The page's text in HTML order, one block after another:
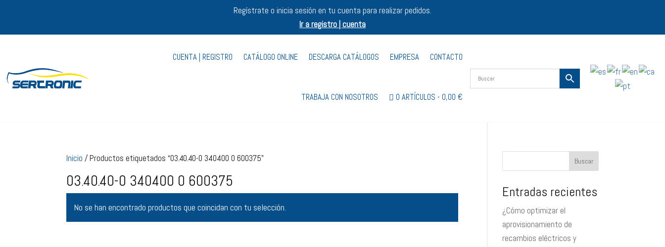
Regístrate o inicia sesión en tu cuenta para realizar pedidos.
Ir a registro | cuenta
CUENTA | REGISTRO CATÁLOGO ONLINE DESCARGA CATÁLOGOS EMPRESA CONTACTO
TRABAJA CON NOSOTROS 0 ARTÍCULOS 0,00 €
Inicio / Productos etiquetados “03.40.40-0 340400 0 600375”
03.40.40-0 340400 0 600375
No se han encontrado productos que coincidan con tu selección.
Buscar
Entradas recientes
¿Cómo optimizar el
aprovisionamiento de
recambios eléctricos y